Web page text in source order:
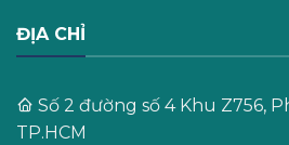
ĐỊA CHỈ
Số 2 đường số 4 Khu Z756,
TP.HCM